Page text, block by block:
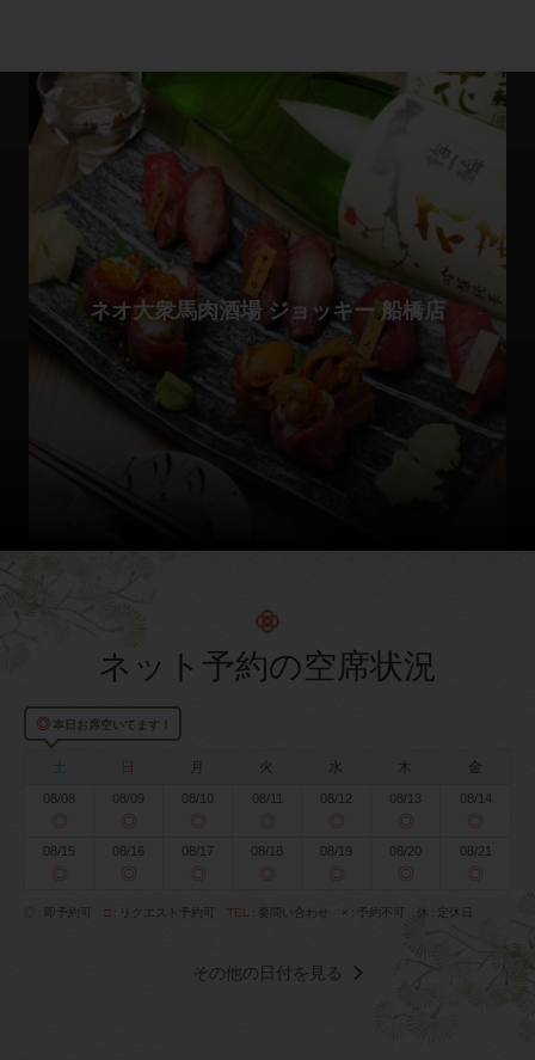
ネオ大衆馬肉酒場 ジョッキー 船橋店
ネット予約の空席状況
◎本日お席空いてます！
土 火 水 木 金
08/08
◎
08/09
◎
08/10
◎
08/11
◎
08/12
◎
08/13
◎
08/14
◎
08/15
◎
08/16
◎
08/17
◎
08/18
◎
08/19
◎
08/20
◎
08/21
◎
即予約可 □ リクエスト予約可 TEL 要問い合わせ × 予約不可 休 定休日
その他の日付を見る